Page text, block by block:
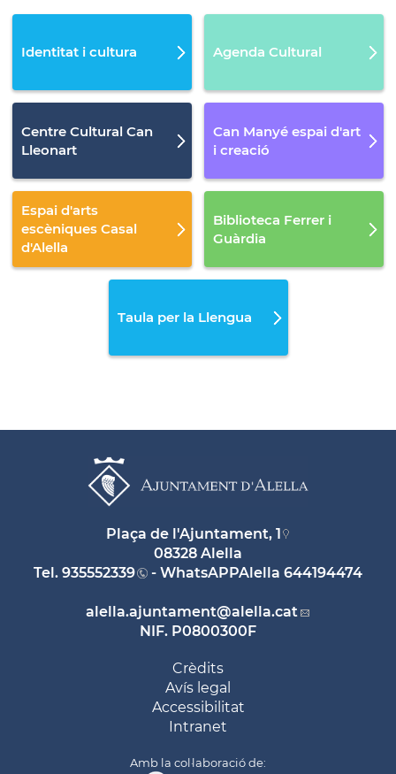
Identitat i cultura Agenda Cultural
Centre Cultural Can
Lleonart
Can Manyé espai d'art
i creació
Espai d'arts
escèniques Casal
d'Alella
Biblioteca Ferrer i
Guàrdia
Taula per la Llengua
Plaça de l'Ajuntament, 1
08328 Alella
Tel. 935552339 - WhatsAPPAlella 644194474
alella.ajuntament@alella.cat
NIF. P0800300F
Crèdits
Avís legal
Accessibilitat
Intranet
Amb la col·laboració de: